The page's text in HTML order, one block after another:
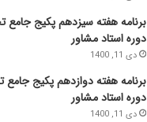
برنامه هفته سیزدهم پکیج جامع
دوره استاد مشاور
دی 11, 1400
برنامه هفته دوازدهم پکیج
دوره استاد مشاور
دی 11, 1400